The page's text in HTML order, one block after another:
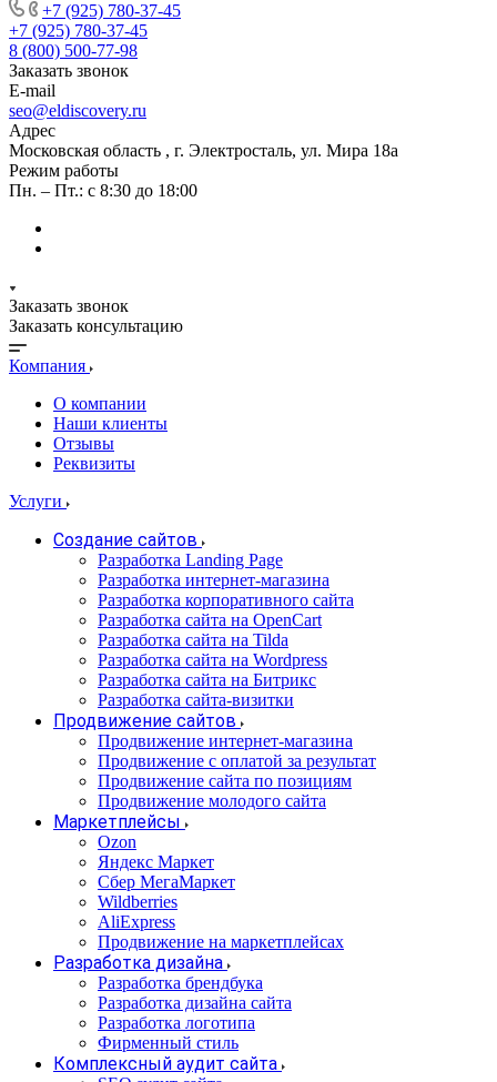
+7 (925) 780-37-45
+7 (925) 780-37-45
8 (800) 500-77-98
Заказать звонок
E-mail
seo@eldiscovery.ru
Адрес
Московская область , г. Электросталь, ул. Мира 18а
Режим работы
Пн. – Пт.: с 8:30 до 18:00
Заказать звонок
Заказать консультацию
Компания
О компании
Наши клиенты
Отзывы
Реквизиты
Услуги
Создание сайтов
Разработка Landing Page
Разработка интернет-магазина
Разработка корпоративного сайта
Разработка сайта на OpenCart
Разработка сайта на Tilda
Разработка сайта на Wordpress
Разработка сайта на Битрикс
Разработка сайта-визитки
Продвижение сайтов
Продвижение интернет-магазина
Продвижение с оплатой за результат
Продвижение сайта по позициям
Продвижение молодого сайта
Маркетплейсы
Ozon
Яндекс Маркет
Сбер МегаМаркет
Wildberries
AliExpress
Продвижение на маркетплейсах
Разработка дизайна
Разработка брендбука
Разработка дизайна сайта
Разработка логотипа
Фирменный стиль
Комплексный аудит сайта